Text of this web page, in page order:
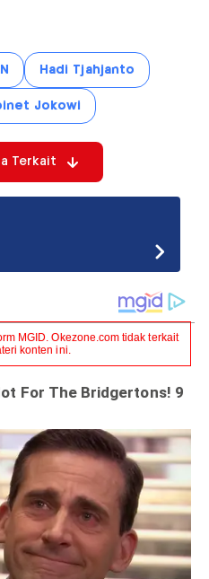
Hadi Tjahjanto
Jokowi
Terkait